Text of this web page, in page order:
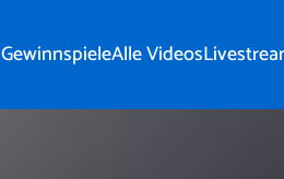
GewinnspieleAlle Videos